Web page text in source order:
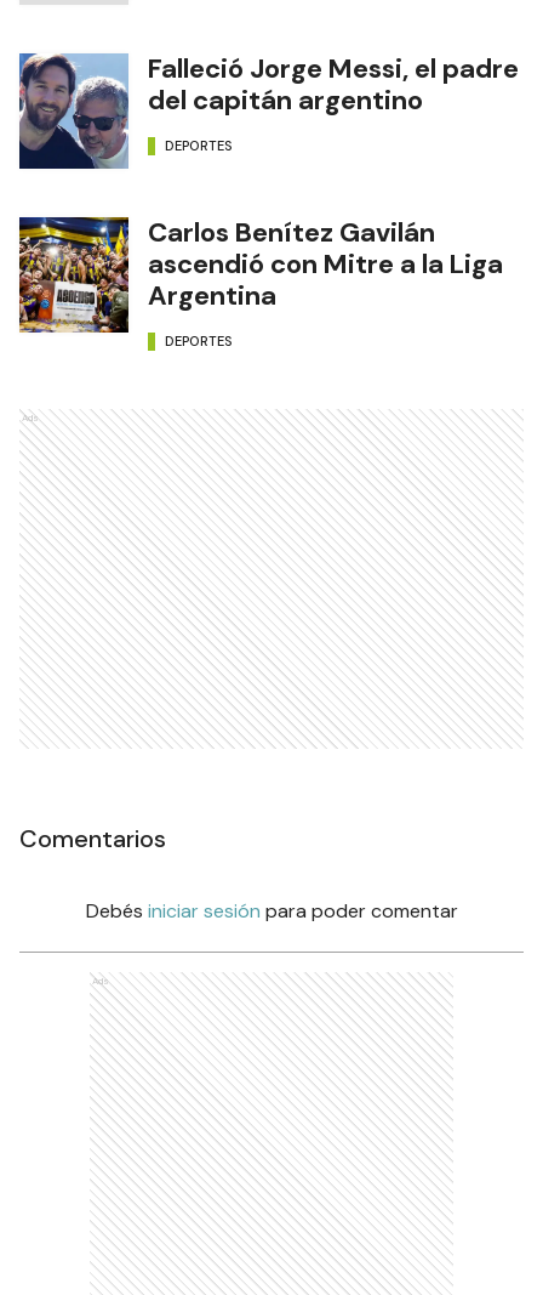
Falleció Jorge Messi, el padre
del capitán argentino
DEPORTES
Carlos Benítez Gavilán
ascendió con Mitre a la Liga
Argentina
DEPORTES
Ads
Comentarios
Debés iniciar sesión para poder comentar
Ads